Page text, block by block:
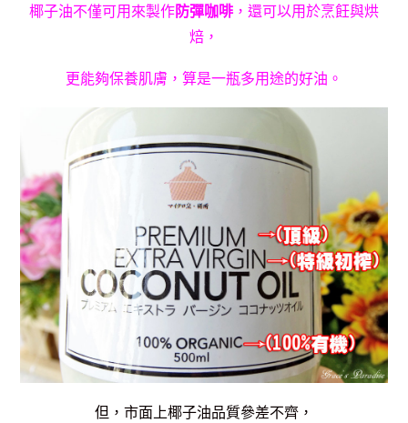
椰子油不僅可用來製作防彈咖啡 ，還可以用於烹飪與烘
焙，
更能夠保養肌膚，算是一瓶多用途的好油。
但，市面上椰子油品質參差不齊，